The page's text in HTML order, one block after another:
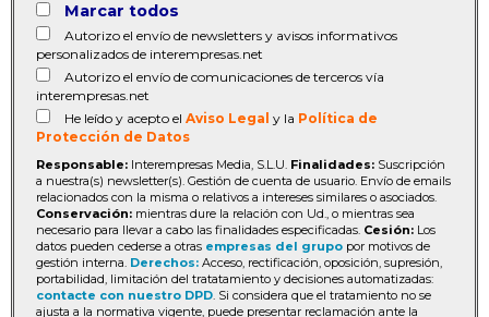
Marcar todos
Autorizo el envío de newsletters y avisos informativos
personalizados de interempresas.net
Autorizo el envío de comunicaciones de terceros vía
interempresas.net
He leído y acepto el Aviso Legal y la Política de
Protección de Datos
Responsable: Interempresas Media, S.L.U. Finalidades: Suscripción
a nuestra(s) newsletter(s). Gestión de cuenta de usuario. Envío de emails
relacionados con la misma o relativos a intereses similares o asociados.
Conservación: mientras dure la relación con Ud., o mientras sea
necesario para llevar a cabo las finalidades especificadas. Cesión: Los
datos pueden cederse a otras empresas del grupo por motivos de
gestión interna. Derechos: Acceso, rectificación, oposición, supresión,
portabilidad, limitación del tratatamiento y decisiones automatizadas:
contacte con nuestro DPD. Si considera que el tratamiento no se
ajusta a la normativa vigente, puede presentar reclamación ante la